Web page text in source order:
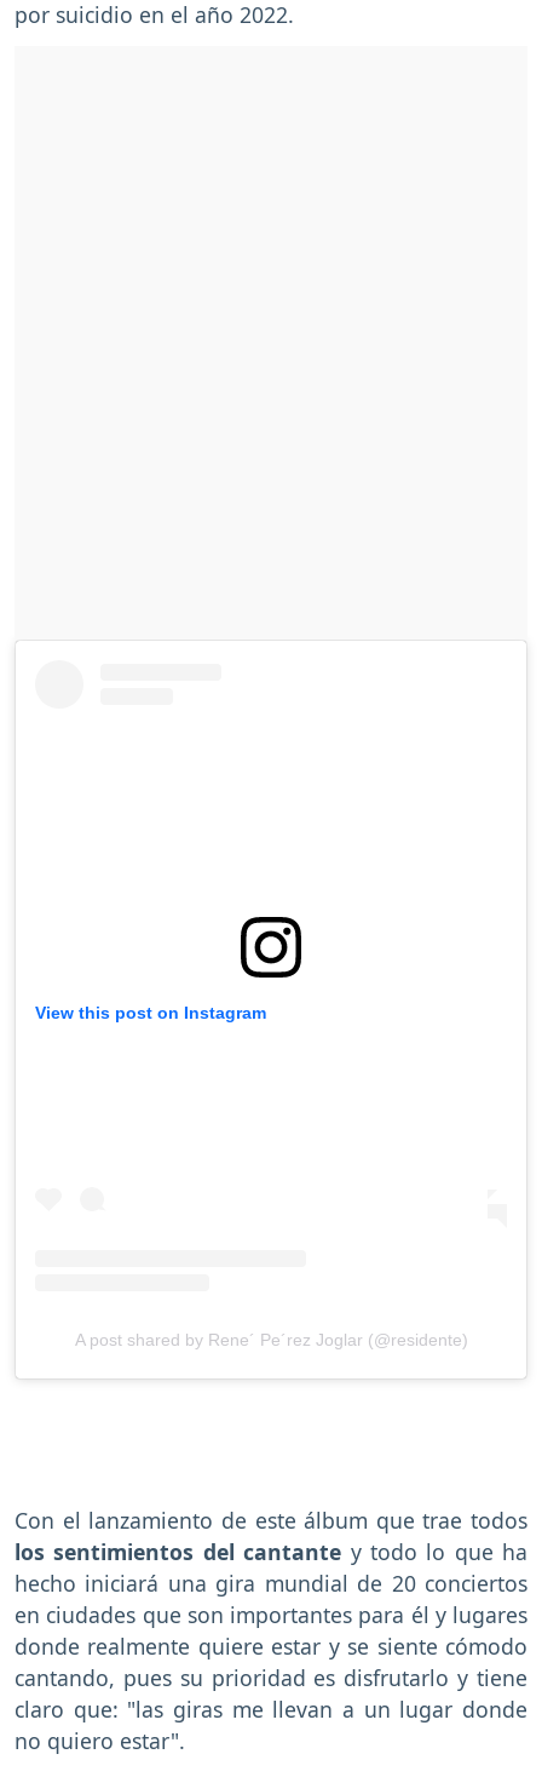
por suicidio en el año 2022.
View this post on Instagram
A post shared by Rene´ Pe´rez Joglar (@residente)
Con el lanzamiento de este álbum que trae todos
los sentimientos del cantante y todo lo que ha
hecho iniciará una gira mundial de 20 conciertos
en ciudades que son importantes para él y lugares
donde realmente quiere estar y se siente cómodo
cantando, pues su prioridad es disfrutarlo y tiene
claro que: "las giras me llevan a un lugar donde
no quiero estar".